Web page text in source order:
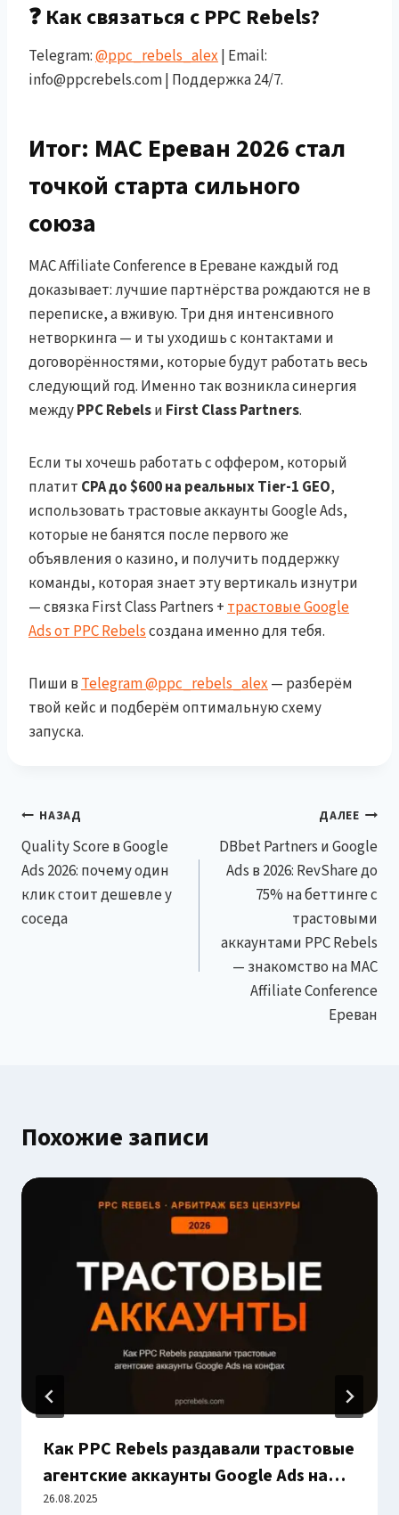
❓ Как связаться с PPC Rebels?
Telegram:@ppc_rebels_alex | Email:
info@ppcrebels.com | Поддержка 24/7.
Итог: MAC Ереван 2026 стал
точкой старта сильного
союза
MAC Affiliate Conference в Ереване каждый год
доказывает: лучшие партнёрства рождаются не в
переписке, а вживую. Три дня интенсивного
нетворкинга — и ты уходишь с контактами и
договорённостями, которые будут работать весь
следующий год. Именно так возникла синергия
междуPPC Rebelsи First Class Partners.
Если ты хочешь работать с оффером, который
платит CPA до $600 на реальных Tier-1 GEO,
использовать трастовые аккаунты Google Ads,
которые не банятся после первого же
объявления о казино, и получить поддержку
команды, которая знает эту вертикаль изнутри
— связка First Class Partners + трастовые Google
Ads от PPC Rebelsсоздана именно для тебя.
Пиши в Telegram @ppc_rebels_alex — разберём
твой кейс и подберём оптимальную схему
запуска.
Навигация
по
записям
НАЗАД
Quality Score в Google
Ads 2026: почему один
клик стоит дешевле у
соседа
ДАЛЕЕ
DBbet Partners и Google
Ads в 2026: RevShare до
75% на беттинге с
трастовыми
аккаунтами PPC Rebels
— знакомство на MAC
Affiliate Conference
Ереван
Похожие записи
Как PPC Rebels раздавали трастовые
агентские аккаунты Google Ads на
конференциях в Ереване MAC Affiliate
26.08.2025